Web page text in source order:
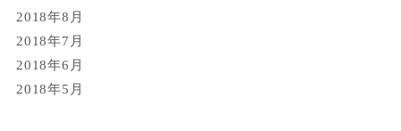
2018年8月
2018年7月
2018年6月
2018年5月